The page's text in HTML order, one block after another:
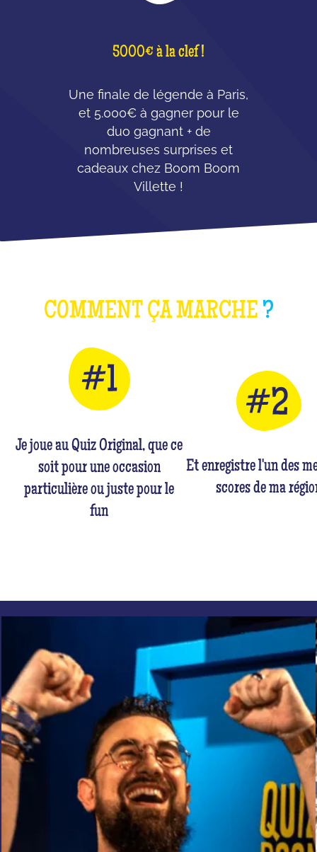
5000€ à la clef !
Une finale de légende à Paris,
et 5.000€ à gagner pour le
duo gagnant + de
nombreuses surprises et
cadeaux chez Boom Boom
Villette !
COMMENT ÇA MARCHE ?
Je joue au Quiz Original, que ce
soit pour une occasion
particulière ou juste pour le
fun
Et enregistre l'un des
scores de ma